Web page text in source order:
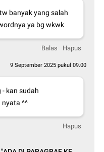
banyak yang salah
ya bg wkwk
Balas Hapus
9 September 2025 pukul 09.00
- kan sudah
^^
Hapus